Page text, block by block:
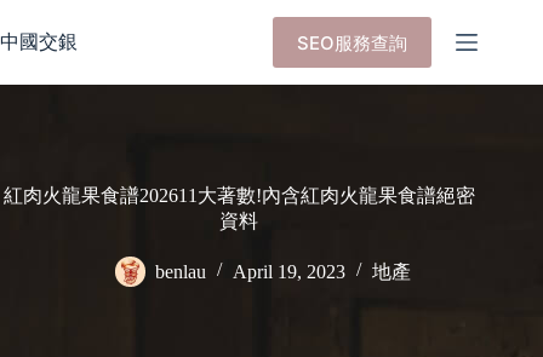
to
content
中國交銀 SEO服務查詢
紅肉火龍果食譜202611大著數!內含紅肉火龍果食譜絕密
資料
benlau April 19, 2023 地產